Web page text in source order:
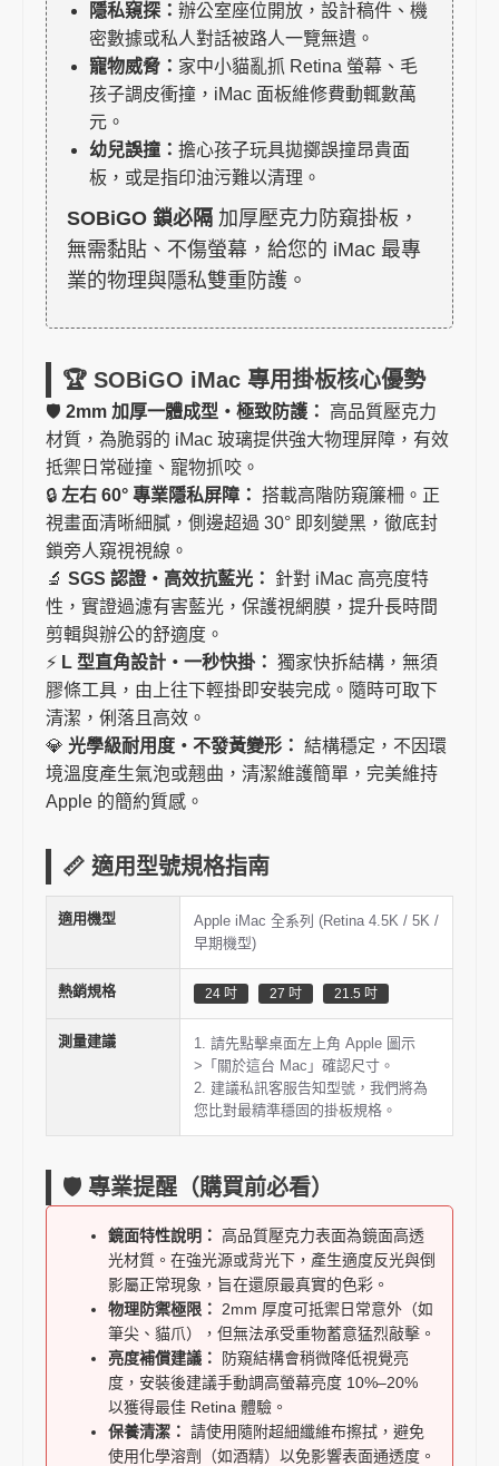
隱私窺探： 辦公室座位開放，設計稿件、機
密數據或私人對話被路人一覽無遺。
寵物威脅： 家中小貓亂抓 Retina 螢幕、毛
孩子調皮衝撞，iMac 面板維修費動輒數萬
元。
幼兒誤撞： 擔心孩子玩具拋擲誤撞昂貴面
板，或是指印油污難以清理。
SOBiGO 鎖必隔 加厚壓克力防窺掛板，
無需黏貼、不傷螢幕，給您的 iMac 最專
業的物理與隱私雙重防護。
🏆 SOBiGO iMac 專用掛板核心優勢
🛡️ 2mm 加厚一體成型・極致防護：
高品質壓克力
材質，為脆弱的 iMac 玻璃提供強大物理屏障，有效
抵禦日常碰撞、寵物抓咬。
🔒 左右 60° 專業隱私屏障： 搭載高階防窺簾柵。正
視畫面清晰細膩，側邊超過 30° 即刻變黑，徹底封
鎖旁人窺視視線。
🔬 SGS 認證・高效抗藍光：
針對 iMac 高亮度特
性，實證過濾有害藍光，保護視網膜，提升長時間
剪輯與辦公的舒適度。
⚡ L 型直角設計・一秒快掛： 獨家快拆結構，無須
膠條工具，由上往下輕掛即安裝完成。隨時可取下
清潔，俐落且高效。
💎 光學級耐用度・不發黃變形： 結構穩定，不因環
境溫度產生氣泡或翹曲，清潔維護簡單，完美維持
Apple 的簡約質感。
📏 適用型號規格指南
適用機型
Apple iMac 全系列 (Retina 4.5K / 5K /
早期機型)
熱銷規格 24 吋 27 吋 21.5 吋
測量建議
1. 請先點擊桌面左上角 Apple 圖示
>「關於這台 Mac」確認尺寸。
2. 建議私訊客服告知型號，我們將為
您比對最精準穩固的掛板規格。
🛡️ 專業提醒（購買前必看）
鏡面特性說明： 高品質壓克力表面為鏡面高透
光材質。在強光源或背光下，產生適度反光與倒
影屬正常現象，旨在還原最真實的色彩。
物理防禦極限：
2mm 厚度可抵禦日常意外（如
筆尖、貓爪），但無法承受重物蓄意猛烈敲擊。
亮度補償建議：
防窺結構會稍微降低視覺亮
度，安裝後建議手動調高螢幕亮度 10%–20%
以獲得最佳 Retina 體驗。
保養清潔： 請使用隨附超細纖維布擦拭，避免
使用化學溶劑（如酒精）以免影響表面通透度。